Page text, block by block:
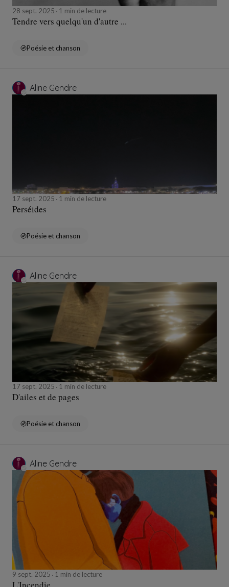
28 sept. 2025 1 min de lecture
Tendre vers quelqu'un d'autre ...
Poésie et chanson
Aline Gendre
17 sept. 2025 1 min de lecture
Perséides
Poésie et chanson
Aline Gendre
17 sept. 2025 1 min de lecture
D'ailes et de pages
Poésie et chanson
Aline Gendre
9 sept. 2025 1 min de lecture